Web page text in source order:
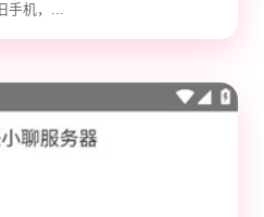
手机，...